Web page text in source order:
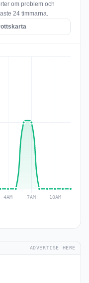
om problem och
24 timmarna.
ADVERTISE HERE